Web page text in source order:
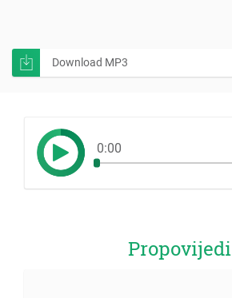
Download MP3
0:00
Propovijedi